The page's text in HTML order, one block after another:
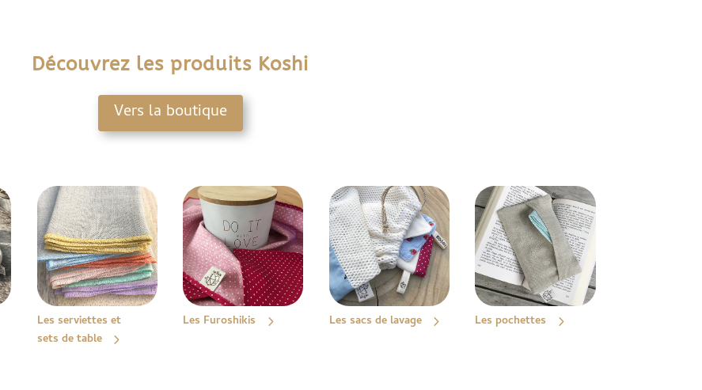
Découvrez les produits Koshi
Vers la boutique
Les serviettes et
sets de table
Les Furoshikis Les sacs de lavage Les pochettes